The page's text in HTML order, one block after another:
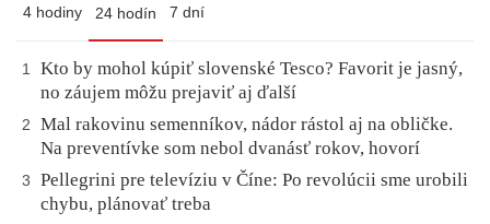
4 hodiny 24 hodín 7 dní
1
Kto by mohol kúpiť slovenské Tesco? Favorit je jasný,
no záujem môžu prejaviť aj ďalší
2
Mal rakovinu semenníkov, nádor rástol aj na obličke.
Na preventívke som nebol dvanásť rokov, hovorí
3
Pellegrini pre televíziu v Číne: Po revolúcii sme urobili
chybu, plánovať treba